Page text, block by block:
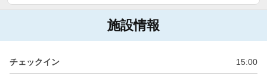
施設情報
チェックイン 15:00